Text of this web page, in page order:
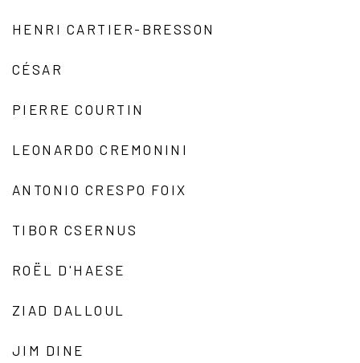
HENRI CARTIER-BRESSON
CÉSAR
PIERRE COURTIN
LEONARDO CREMONINI
ANTONIO CRESPO FOIX
TIBOR CSERNUS
ROËL D'HAESE
ZIAD DALLOUL
JIM DINE